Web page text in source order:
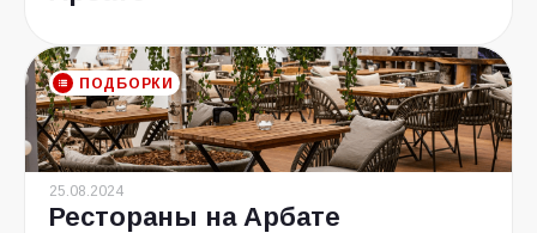
ПОДБОРКИ
25.08.2024
Рестораны на Арбате